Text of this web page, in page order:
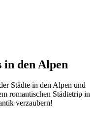
in den Alpen
Städte in den Alpen und
romantischen Städtetrip in
verzaubern!